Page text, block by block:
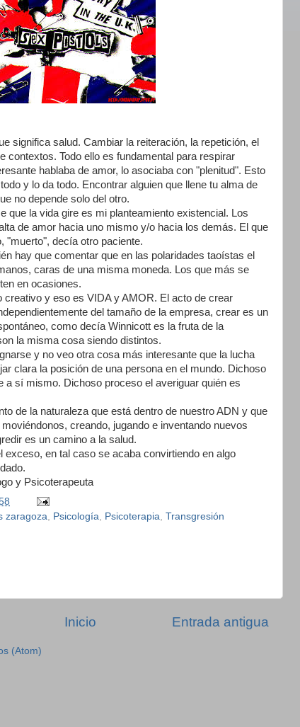
significa salud. Cambiar la reiteración, la repetición, el
contextos. Todo ello es fundamental para respirar
hablaba de amor, lo asociaba con "plenitud". Esto
y lo da todo. Encontrar alguien que llene tu alma de
no depende solo del otro.
que la vida gire es mi planteamiento existencial. Los
de amor hacia uno mismo y/o hacia los demás. El que
"muerto", decía otro paciente.
hay que comentar que en las polaridades taoístas el
caras de una misma moneda. Los que más se
en ocasiones.
creativo y eso es VIDA y AMOR. El acto de crear
del tamaño de la empresa, crear es un
como decía Winnicott es la fruta de la
la misma cosa siendo distintos.
y no veo otra cosa más interesante que la lucha
clara la posición de una persona en el mundo. Dichoso
a sí mismo. Dichoso proceso el averiguar quién es
de la naturaleza que está dentro de nuestro ADN y que
creando, jugando e inventando nuevos
es un camino a la salud.
exceso, en tal caso se acaba convirtiendo en algo
y Psicoterapeuta
zaragoza Psicología Psicoterapia Transgresión
Entrada antigua
Inicio
(Atom)